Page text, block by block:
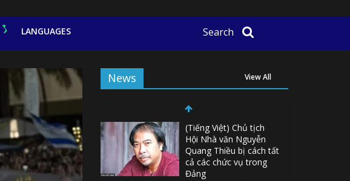
LANGUAGES Search
News View All
(Tiếng Việt) Chủ tịch
Hội Nhà văn Nguyễn
Quang Thiều bị cách tất
cả các chức vụ trong
Đảng